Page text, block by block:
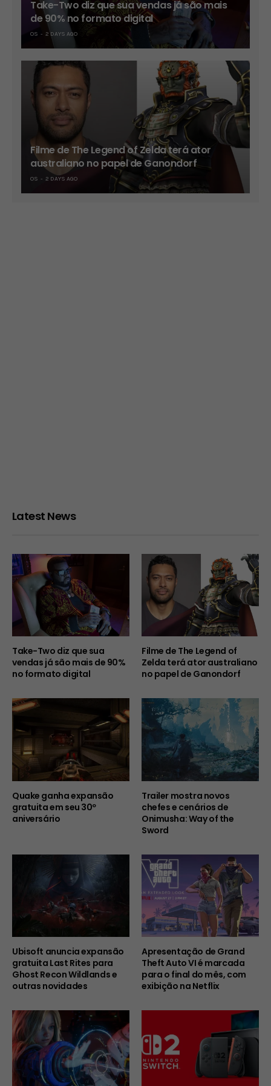
Take-Two diz que sua vendas já são mais
de 90% no formato digital
OS 2 DAYS AGO
Filme de The Legend of Zelda terá ator
australiano no papel de Ganondorf
OS 2 DAYS AGO
Latest News
Take-Two diz que sua
vendas já são mais de 90%
no formato digital
Filme de The Legend of
Zelda terá ator australiano
no papel de Ganondorf
Quake ganha expansão
gratuita em seu 30º
aniversário
Trailer mostra novos
chefes e cenários de
Onimusha: Way of the
Sword
Ubisoft anuncia expansão
gratuita Last Rites para
Ghost Recon Wildlands e
outras novidades
Apresentação de Grand
Theft Auto VI é marcada
para o final do mês, com
exibição na Netflix